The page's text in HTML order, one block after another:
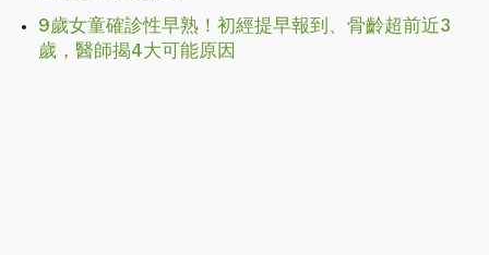
9歲女童確診性早熟！初經提早報到、骨齡超前近3
歲，醫師揭4大可能原因